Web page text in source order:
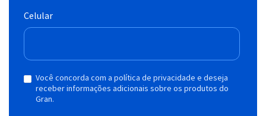
Celular
Você concorda com a política de privacidade e deseja
receber informações adicionais sobre os produtos do
Gran.